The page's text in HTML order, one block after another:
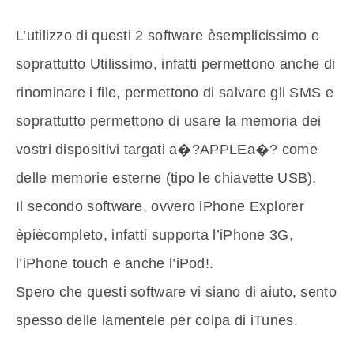
L’utilizzo di questi 2 software èsemplicissimo e
soprattutto Utilissimo, infatti permettono anche di
rinominare i file, permettono di salvare gli SMS e
soprattutto permettono di usare la memoria dei
vostri dispositivi targati a�?APPLEa�? come
delle memorie esterne (tipo le chiavette USB).
Il secondo software, ovvero iPhone Explorer
èpiècompleto, infatti supporta l’iPhone 3G,
l’iPhone touch e anche l’iPod!.
Spero che questi software vi siano di aiuto, sento
spesso delle lamentele per colpa di iTunes.